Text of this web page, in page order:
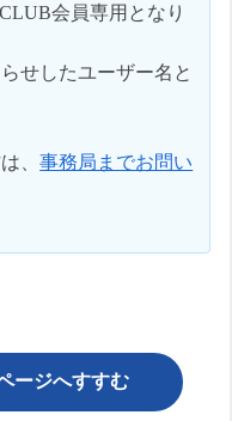
会員専用となり
せしたユーザー名と
、事務局までお問い
ージへすすむ